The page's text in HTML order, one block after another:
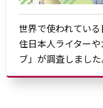
世界で使われてい
住日本人ライター
ブ」が調査しました